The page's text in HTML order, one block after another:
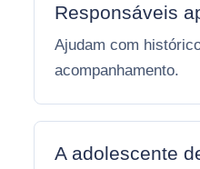
Responsáveis
Ajudam com
acompanhamento.
A adolescente